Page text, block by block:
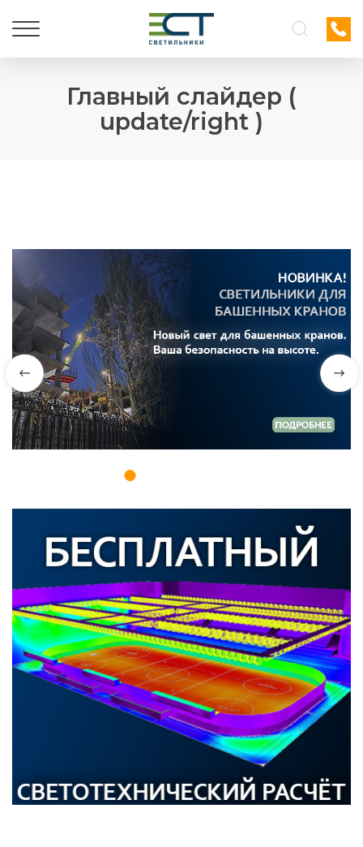
Главный слайдер (
update/right )